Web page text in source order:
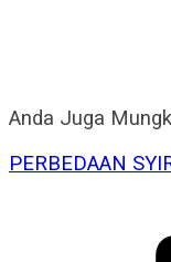
Anda Juga
PERBEDAAN